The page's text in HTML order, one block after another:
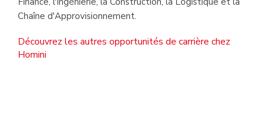
Chaîne d'Approvisionnement.
Découvrez les autres opportunités de carrière chez
Homini